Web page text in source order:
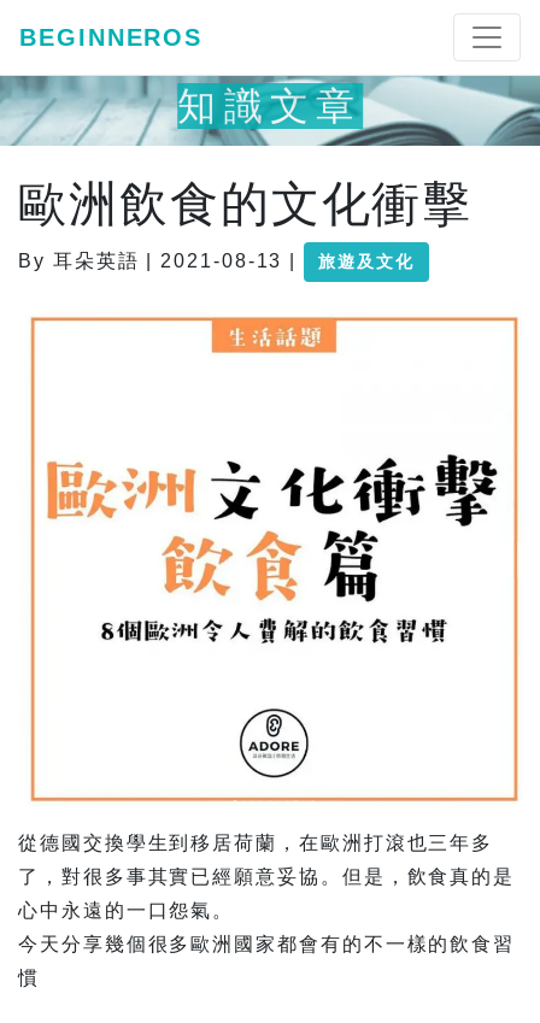
BEGINNEROS
知識文章
歐洲飲食的文化衝擊
By 耳朵英語 | 2021-08-13 | 旅遊及文化
從德國交換學生到移居荷蘭，在歐洲打滾也三年多
了，對很多事其實已經願意妥協。但是，飲食真的是
心中永遠的一口怨氣 。
今天分享幾個很多歐洲國家都會有的不一樣的飲食習
慣